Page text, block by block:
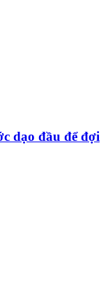
dạo đầu để đợi